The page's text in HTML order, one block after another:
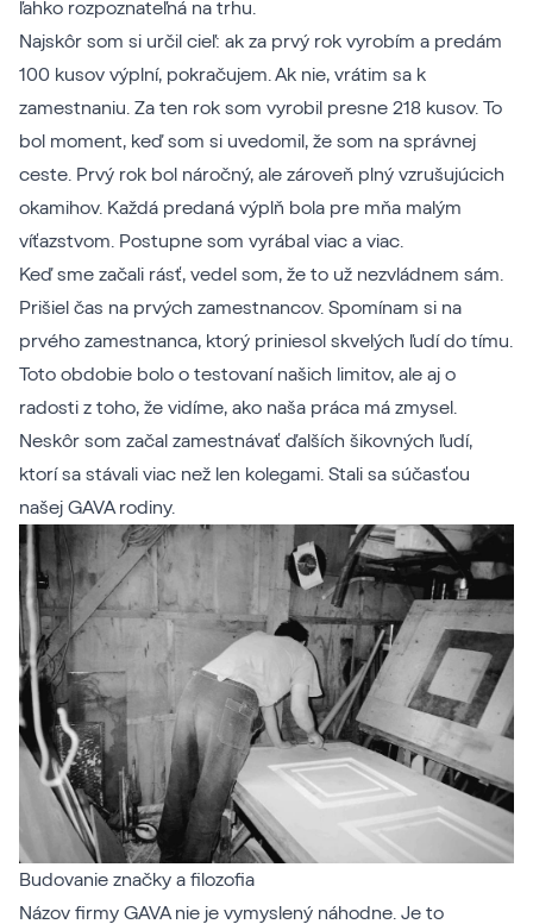
ľahko rozpoznateľná na trhu.
Najskôr som si určil cieľ: ak za prvý rok vyrobím a predám
100 kusov výplní, pokračujem. Ak nie, vrátim sa k
zamestnaniu. Za ten rok som vyrobil presne 218 kusov. To
bol moment, keď som si uvedomil, že som na správnej
ceste. Prvý rok bol náročný, ale zároveň plný vzrušujúcich
okamihov. Každá predaná výplň bola pre mňa malým
víťazstvom. Postupne som vyrábal viac a viac.
Keď sme začali rásť, vedel som, že to už nezvládnem sám.
Prišiel čas na prvých zamestnancov. Spomínam si na
prvého zamestnanca, ktorý priniesol skvelých ľudí do tímu.
Toto obdobie bolo o testovaní našich limitov, ale aj o
radosti z toho, že vidíme, ako naša práca má zmysel.
Neskôr som začal zamestnávať ďalších šikovných ľudí,
ktorí sa stávali viac než len kolegami. Stali sa súčasťou
našej GAVA rodiny.
Budovanie značky a filozofia
Názov firmy GAVA nie je vymyslený náhodne. Je to